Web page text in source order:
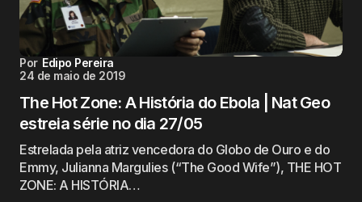
Por Edipo Pereira
24 de maio de 2019
The Hot Zone: A História do Ebola | Nat Geo
estreia série no dia 27/05
Estrelada pela atriz vencedora do Globo de Ouro e do
Emmy, Julianna Margulies (“The Good Wife”), THE HOT
ZONE: A HISTÓRIA…